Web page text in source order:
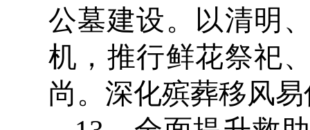
公墓建设。以清明
机，推行鲜花祭祀
尚。深化殡葬移风